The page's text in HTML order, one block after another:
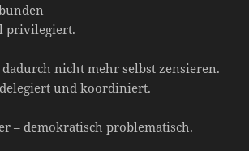
privilegiert.
dadurch nicht mehr selbst zensieren.
und koordiniert.
– demokratisch problematisch.